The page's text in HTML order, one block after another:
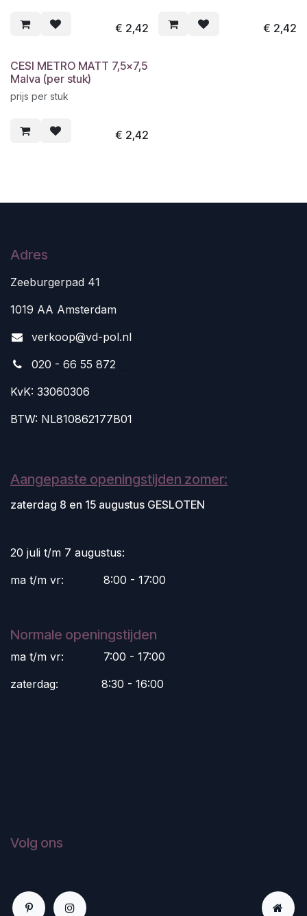
€ 2,42 € 2,42
CESI METRO MATT 7,5x7,5
Malva (per stuk)
prijs per stuk
€ 2,42
Adres
Zeeburgerpad 41
1019 AA Amsterdam
verkoop@vd-pol.nl
020 - 66 55 872
KvK: 33060306
BTW: NL810862177B01
Aangepaste openingstijden zomer:
zaterdag 8 en 15 augustus GESLOTEN
20 juli t/m 7 augustus:
ma t/m vr:
​8:00 - 17:00
Normale openingstijden
ma t/m vr:
​7:00 - 17:00
zaterdag:
​8:30 - 16:00
Volg ons